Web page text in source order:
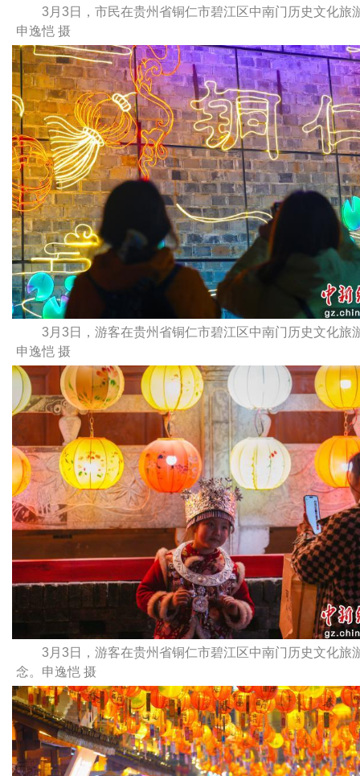
3月3日，市民在贵州省铜仁市碧江区中南门历史文化旅
申逸恺 摄
3月3日，游客在贵州省铜仁市碧江区中南门历史文化旅
申逸恺 摄
3月3日，游客在贵州省铜仁市碧江区中南门历史文化旅
念。申逸恺 摄